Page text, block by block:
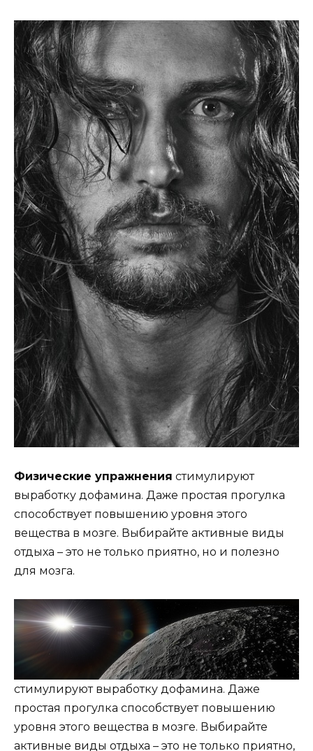
Физические упражнения стимулируют
выработку дофамина. Даже простая прогулка
способствует повышению уровня этого
вещества в мозге. Выбирайте активные виды
отдыха – это не только приятно, но и полезно
для мозга.
стимулируют выработку дофамина. Даже
простая прогулка способствует повышению
уровня этого вещества в мозге. Выбирайте
активные виды отдыха – это не только приятно,